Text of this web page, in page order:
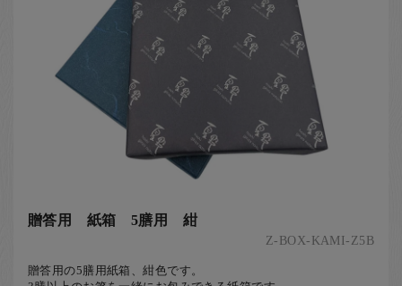
贈答用 紙箱 5膳用 紺
Z-BOX-KAMI-Z5B
贈答用の5膳用紙箱、紺色です。